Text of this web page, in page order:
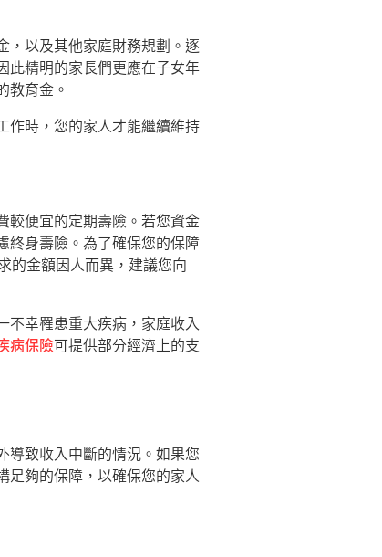
，以及其他家庭財務規劃。逐
此精明的家長們更應在子女年
教育金。
作時，您的家人才能繼續維持
較便宜的定期壽險。若您資金
終身壽險。為了確保您的保障
的金額因人而異，建議您向
不幸罹患重大疾病，家庭收入
病保險可提供部分經濟上的支
導致收入中斷的情況。如果您
足夠的保障，以確保您的家人